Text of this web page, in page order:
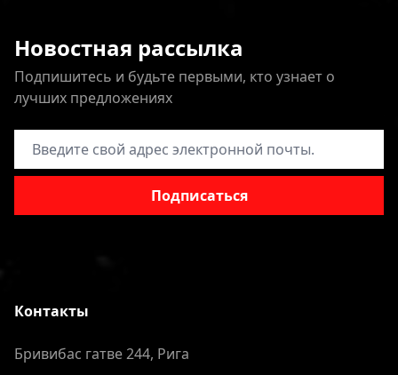
Новостная рассылка
Подпишитесь и будьте первыми, кто узнает о
лучших предложениях
Адрес электронной почты
Подписаться
Контакты
Бривибас гатве 244, Рига